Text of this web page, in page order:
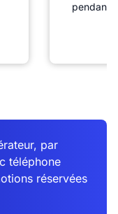
pendant
par
téléphone
réservées